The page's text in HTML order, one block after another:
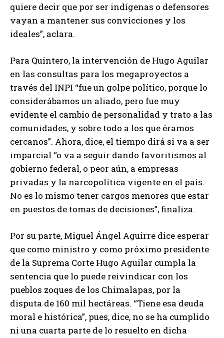
quiere decir que por ser indígenas o defensores
vayan a mantener sus convicciones y los
ideales”, aclara.
Para Quintero, la intervención de Hugo Aguilar
en las consultas para los megaproyectos a
través del INPI “fue un golpe político, porque lo
considerábamos un aliado, pero fue muy
evidente el cambio de personalidad y trato a las
comunidades, y sobre todo a los que éramos
cercanos”. Ahora, dice, el tiempo dirá si va a ser
imparcial “o va a seguir dando favoritismos al
gobierno federal, o peor aún, a empresas
privadas y la narcopolítica vigente en el país.
No es lo mismo tener cargos menores que estar
en puestos de tomas de decisiones”, finaliza.
Por su parte, Miguel Ángel Aguirre dice esperar
que como ministro y como próximo presidente
de la Suprema Corte Hugo Aguilar cumpla la
sentencia que lo puede reivindicar con los
pueblos zoques de los Chimalapas, por la
disputa de 160 mil hectáreas. “Tiene esa deuda
moral e histórica”, pues, dice, no se ha cumplido
ni una cuarta parte de lo resuelto en dicha